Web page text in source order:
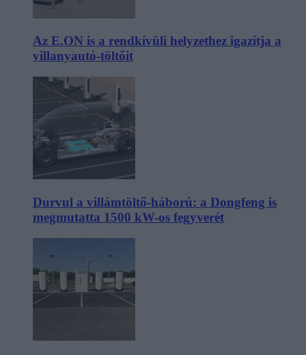
Az E.ON is a rendkívüli helyzethez igazítja a
villanyautó-töltőit
Durvul a villámtöltő-háború: a Dongfeng is
megmutatta 1500 kW-os fegyverét